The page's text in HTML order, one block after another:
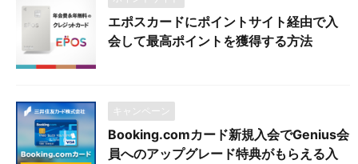
エポスカードにポイントサイト経由で入
会して最高ポイントを獲得する方法
キャンペーン
Booking.comカード新規入会でGenius会
員へのアップグレード特典がもらえる入